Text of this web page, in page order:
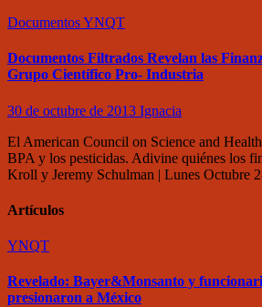
DocumentosYNQT
Documentos Filtrados Revelan las
Grupo Científico Pro- Industria
30 de octubre de 2013 Ignacia
El American Council on Science and
BPA y los pesticidas. Adivine quiénes los
Kroll y Jeremy Schulman | Lunes Octubre
Artículos
YNQT
Revelado: Bayer&Monsanto y
presionaron a México